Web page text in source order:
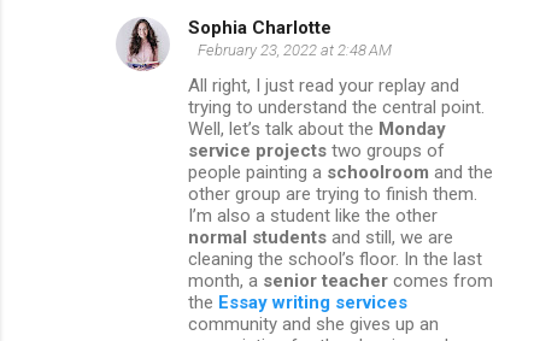
Sophia Charlotte
February 23, 2022 at 2:48 AM
All right, I just read your replay and
trying to understand the central point.
Well, let’s talk about the Monday
service projects two groups of
people painting a schoolroom and the
other group are trying to finish them.
I’m also a student like the other
normal students and still, we are
cleaning the school’s floor. In the last
month, a senior teacher comes from
the Essay writing services
community and she gives up an